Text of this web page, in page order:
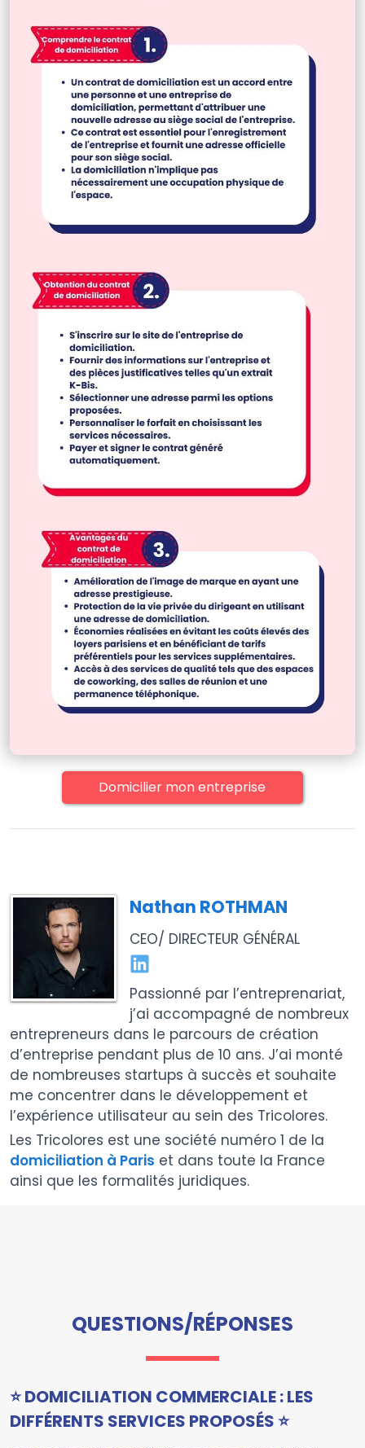
Domicilier mon entreprise
Nathan ROTHMAN
CEO/ DIRECTEUR GÉNÉRAL
Passionné par l’entreprenariat,
j’ai accompagné de nombreux
entrepreneurs dans le parcours de création
d’entreprise pendant plus de 10 ans. J’ai monté
de nombreuses startups à succès et souhaite
me concentrer dans le développement et
l’expérience utilisateur au sein des Tricolores.
Les Tricolores est une société numéro 1 de la
domiciliation à Paris et dans toute la France
ainsi que les formalités juridiques.
QUESTIONS/RÉPONSES
⭐ DOMICILIATION COMMERCIALE : LES
DIFFÉRENTS SERVICES PROPOSÉS ⭐